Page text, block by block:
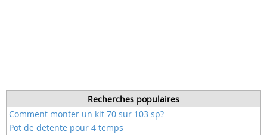
Recherches populaires
Comment monter un kit 70 sur 103 sp?
Pot de detente pour 4 temps